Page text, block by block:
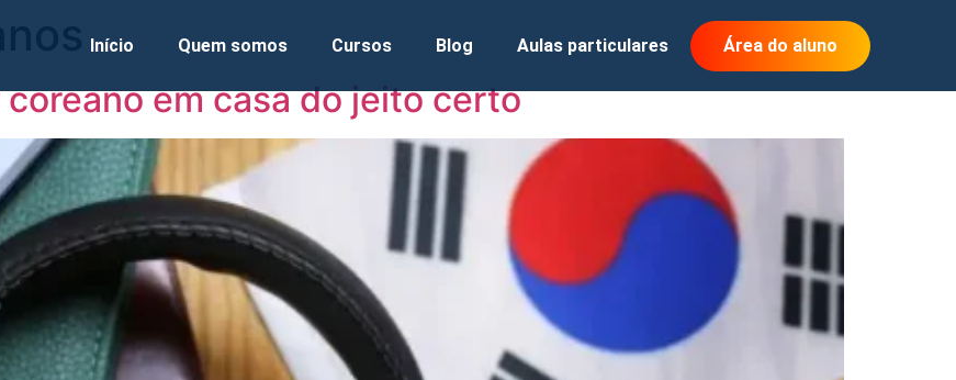
Início Quem somos Cursos Blog Aulas particulares Área do aluno
em casa do jeito certo